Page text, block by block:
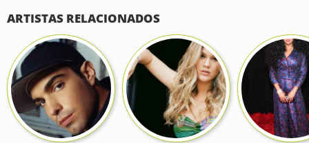
ARTISTAS RELACIONADOS